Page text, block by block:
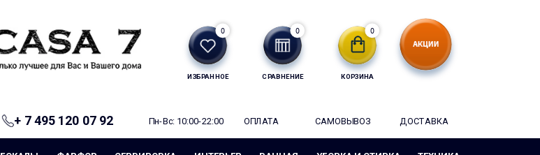
ИЗБРАННОЕ
0
СРАВНЕНИЕ
0
КОРЗИНА
0
+ 7 495 120 07 92 Пн-Вс: 10:00-22:00 ОПЛАТА САМОВЫВОЗ ДОСТАВКА